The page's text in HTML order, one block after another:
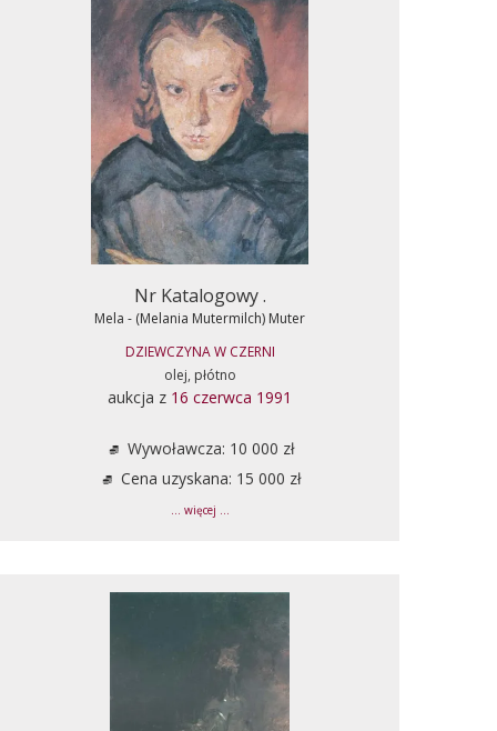
Nr Katalogowy .
Mela - (Melania Mutermilch) Muter
DZIEWCZYNA W CZERNI
olej, płótno
aukcja z 16 czerwca 1991
Wywoławcza: 10 000 zł
Cena uzyskana: 15 000 zł
... więcej ...